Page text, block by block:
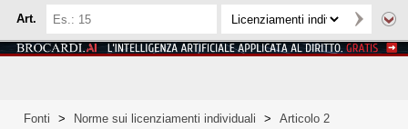
Art.
Fonti > Norme sui licenziamenti individuali > Articolo 2